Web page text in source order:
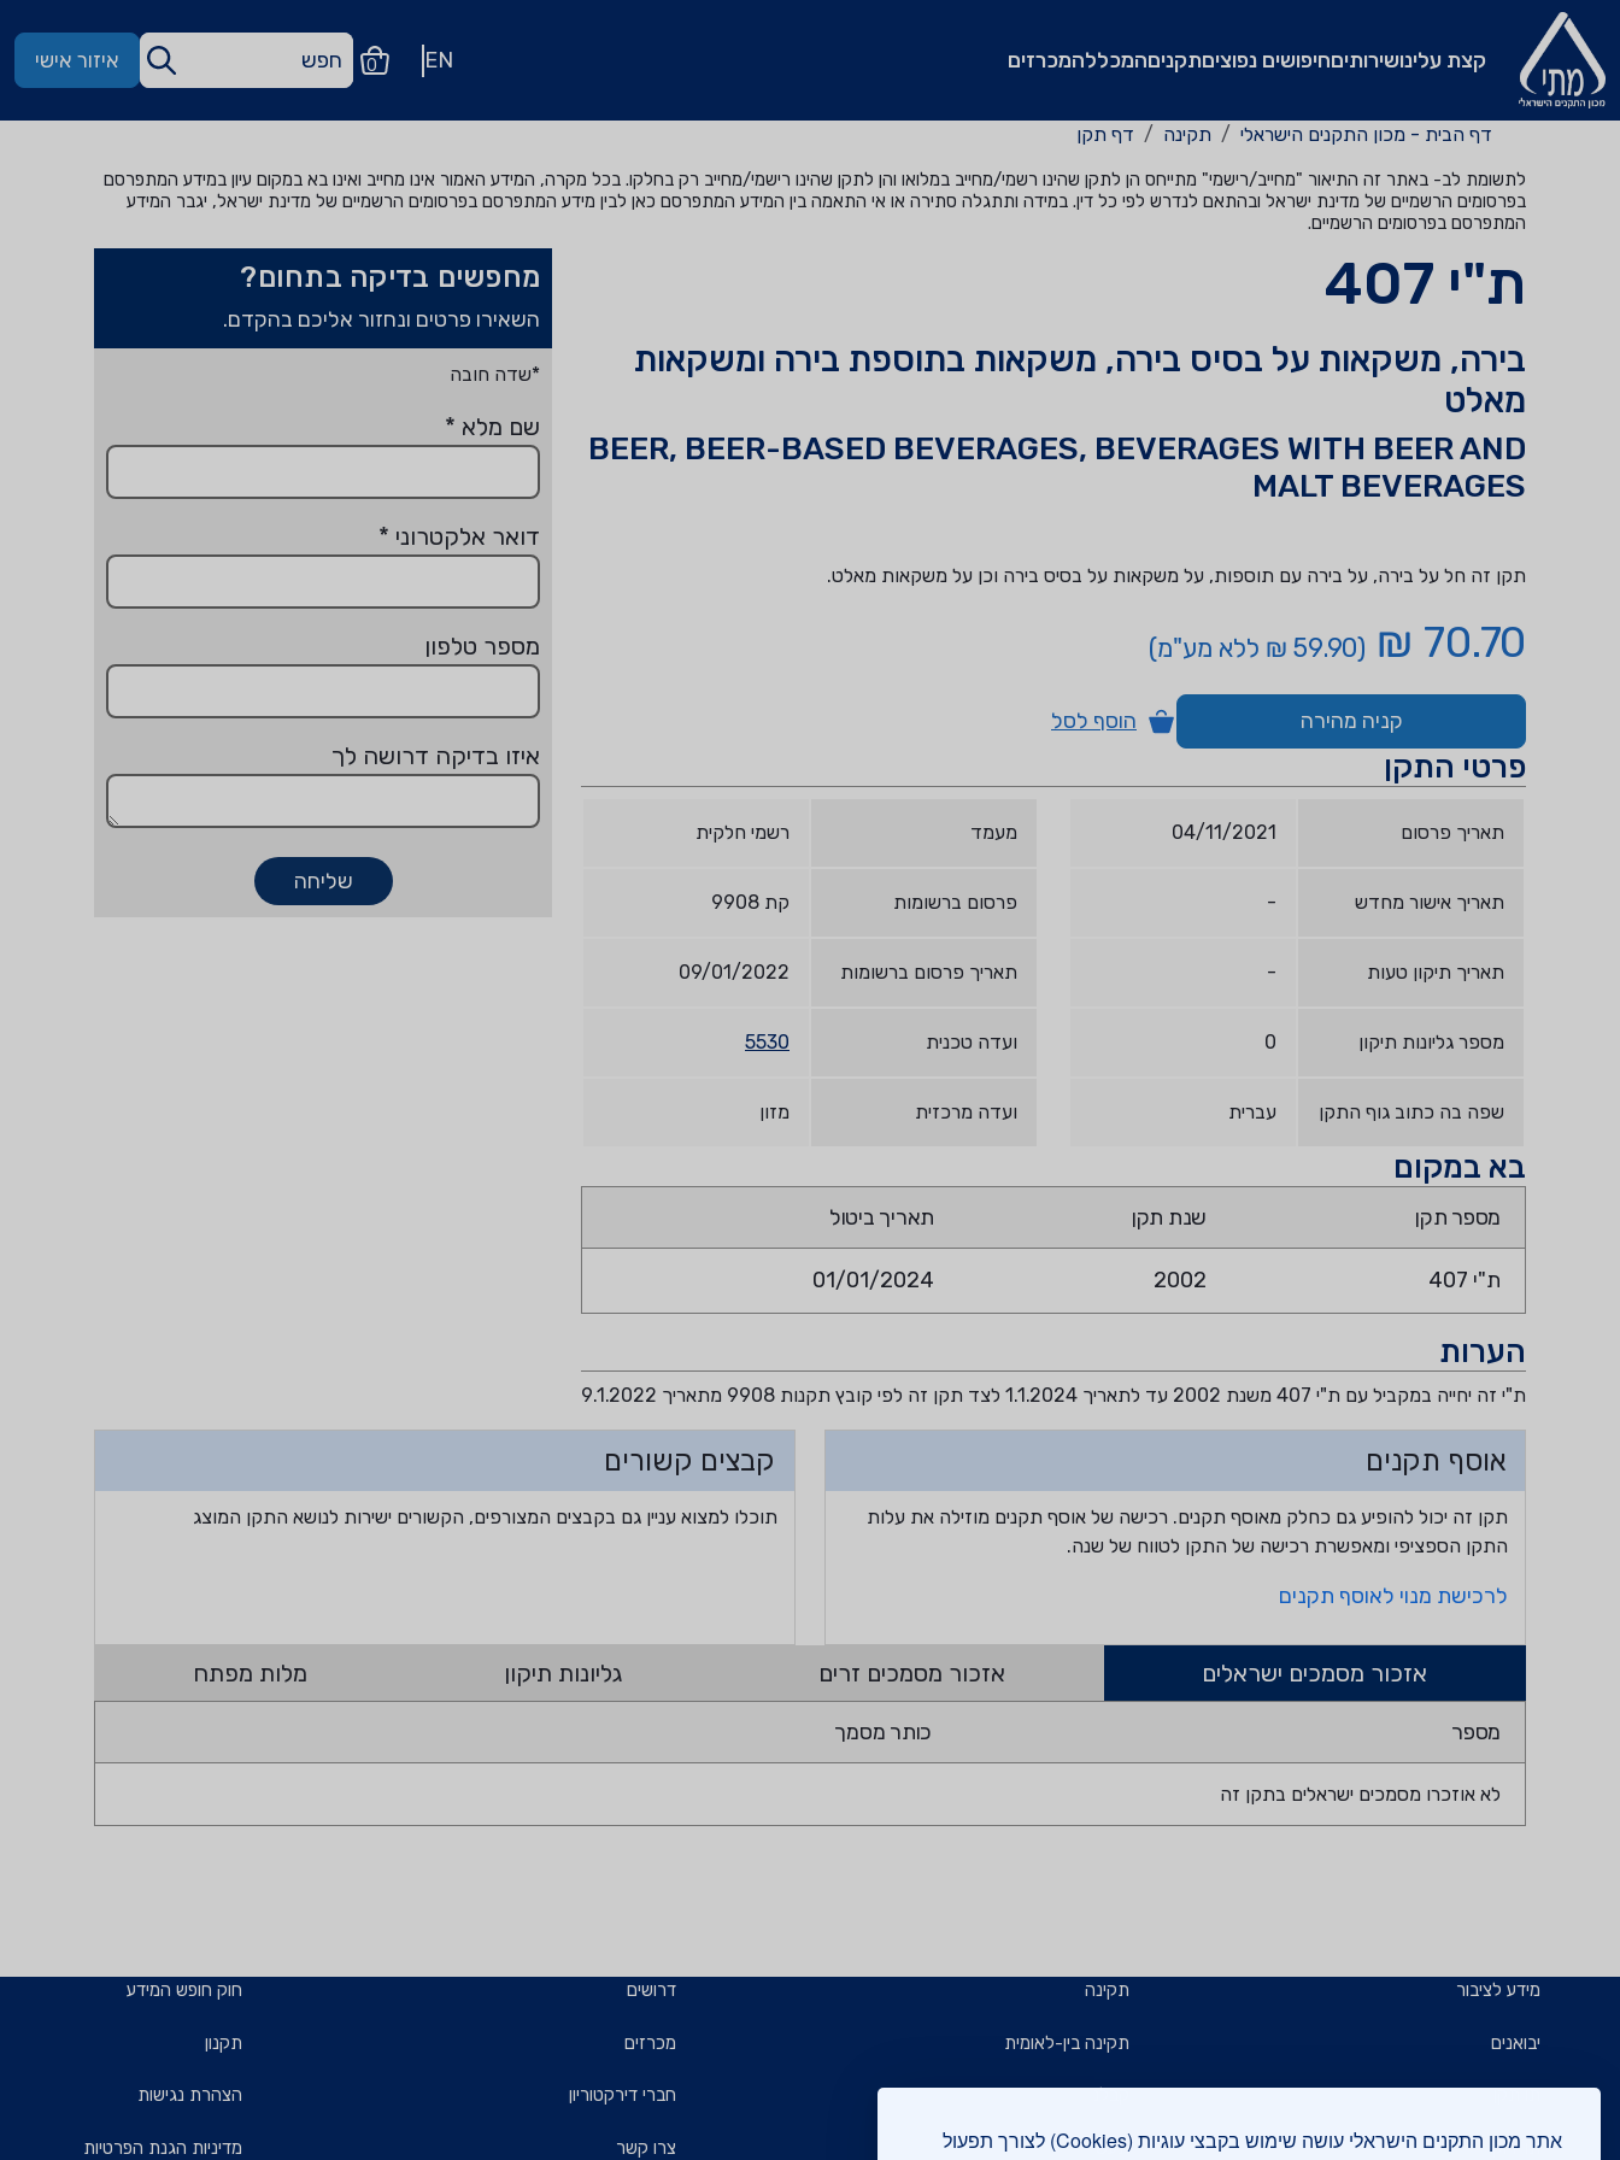
אתר מכון התקנים הישראלי עושה שימוש בקבצי עוגיות (Cookies) לצורך תפעול
קצת עלינושירותיםחיפושים נפוציםתקניםהמכללהמכרזים EN
0 איזור אישי
דף הבית - מכון התקנים הישראלי תקינה דף תקן
לתשומת לב- באתר זה התיאור "מחייב/רישמי" מתייחס הן לתקן שהינו רשמי/מחייב במלואו והן לתקן שהינו רישמי/מחייב רק בחלקו. בכל מקרה, המידע האמור אינו מחייב ואינו בא במקום עיון במידע המתפרסם
בפרסומים הרשמיים של מדינת ישראל ובהתאם לנדרש לפי כל דין. במידה ותתגלה סתירה או אי התאמה בין המידע המתפרסם כאן לבין מידע המתפרסם בפרסומים הרשמיים של מדינת ישראל, יגבר המידע
המתפרסם בפרסומים הרשמיים.
ת"י 407
בירה, משקאות על בסיס בירה, משקאות בתוספת בירה ומשקאות
מאלט
BEER, BEER-BASED BEVERAGES, BEVERAGES WITH BEER AND
MALT BEVERAGES
תקן זה חל על בירה, על בירה עם תוספות, על משקאות על בסיס בירה וכן על משקאות מאלט.
70.70 ₪ (59.90 ₪ ללא מע"מ)
קניה מהירה הוסף לסל
פרטי התקן
תאריך פרסום 04/11/2021
תאריך אישור מחדש -
תאריך תיקון טעות -
מספר גליונות תיקון 0
שפה בה כתוב גוף התקן עברית
מעמד רשמי חלקית
פרסום ברשומות קת 9908
תאריך פרסום ברשומות 09/01/2022
ועדה טכנית 5530
ועדה מרכזית מזון
בא במקום
מספר תקן שנת תקן תאריך ביטול
ת"י 407 2002
01/01/2024
הערות
ת"י זה יחייה במקביל עם ת"י 407 משנת 2002 עד לתאריך 1.1.2024 לצד תקן זה לפי קובץ תקנות 9908 מתאריך 9.1.2022
מחפשים בדיקה בתחום?
השאירו פרטים ונחזור אליכם בהקדם.
*שדה חובה
שם מלא *
דואר אלקטרוני *
מספר טלפון
איזו בדיקה דרושה לך
שליחה
אוסף תקנים
תקן זה יכול להופיע גם כחלק מאוסף תקנים. רכישה של אוסף תקנים מוזילה את עלות
התקן הספציפי ומאפשרת רכישה של התקן לטווח של שנה.
לרכישת מנוי לאוסף תקנים
קבצים קשורים
תוכלו למצוא עניין גם בקבצים המצורפים, הקשורים ישירות לנושא התקן המוצג
אזכור מסמכים ישראלים אזכור מסמכים זרים גליונות תיקון מלות מפתח
מספר כותר מסמך
לא אוזכרו מסמכים ישראלים בתקן זה
מידע לציבור
יבואנים
תו תקן
תו ירוק
תקינה
תקינה בין-לאומית
קבלנים ויזמים
תעשיינים
דרושים
מכרזים
חברי דירקטוריון
צרו קשר
חוק חופש המידע
תקנון
הצהרת נגישות
מדיניות הגנת הפרטיות